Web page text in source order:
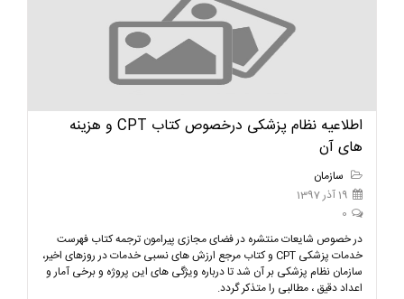
اطلاعیه نظام پزشکی درخصوص کتاب CPT و هزینه
های آن
سازمان
19 آذر 1397
0
در خصوص شایعات منتشره در فضای مجازی پیرامون ترجمه کتاب فهرست
خدمات پزشکی CPT و کتاب مرجع ارزش های نسبی خدمات در روزهای اخیر،
سازمان نظام پزشکی بر آن شد تا درباره ویژگی های این پروژه و برخی آمار و
اعداد دقیق ، مطالبی را متذکر گردد.